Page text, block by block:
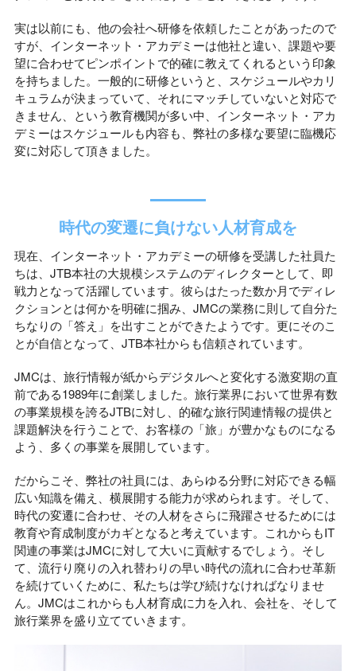
実は以前にも、他の会社へ研修を依頼したことがあったので
すが、インターネット・アカデミーは他社と違い、課題や要
望に合わせてピンポイントで的確に教えてくれるという印象
を持ちました。一般的に研修というと、スケジュールやカリ
キュラムが決まっていて、それにマッチしていないと対応で
きません、という教育機関が多い中、インターネット・アカ
デミーはスケジュールも内容も、弊社の多様な要望に臨機応
変に対応して頂きました。
時代の変遷に負けない人材育成を
現在、インターネット・アカデミーの研修を受講した社員た
ちは、JTB本社の大規模システムのディレクターとして、即
戦力となって活躍しています。彼らはたった数か月でディレ
クションとは何かを明確に掴み、JMCの業務に則して自分た
ちなりの「答え」を出すことができたようです。更にそのこ
とが自信となって、JTB本社からも信頼されています。
JMCは、旅行情報が紙からデジタルへと変化する激変期の直
前である1989年に創業しました。旅行業界において世界有数
の事業規模を誇るJTBに対し、的確な旅行関連情報の提供と
課題解決を行うことで、お客様の「旅」が豊かなものになる
よう、多くの事業を展開しています。
だからこそ、弊社の社員には、あらゆる分野に対応できる幅
広い知識を備え、横展開する能力が求められます。そして、
時代の変遷に合わせ、その人材をさらに飛躍させるためには
教育や育成制度がカギとなると考えています。これからもIT
関連の事業はJMCに対して大いに貢献するでしょう。そし
て、流行り廃りの入れ替わりの早い時代の流れに合わせ革新
を続けていくために、私たちは学び続けなければなりませ
ん。JMCはこれからも人材育成に力を入れ、会社を、そして
旅行業界を盛り立てていきます。